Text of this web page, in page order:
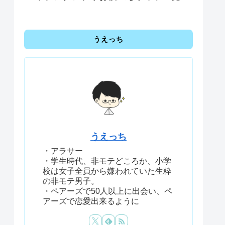
うえっち
うえっち
・アラサー
・学生時代、非モテどころか、小学
校は女子全員から嫌われていた生粋
の非モテ男子。
・ペアーズで50人以上に出会い、ペ
アーズで恋愛出来るように